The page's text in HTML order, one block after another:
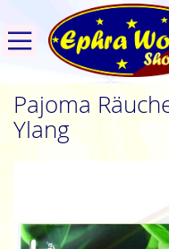
Pajoma
Ylang
Bildgalerie
springen